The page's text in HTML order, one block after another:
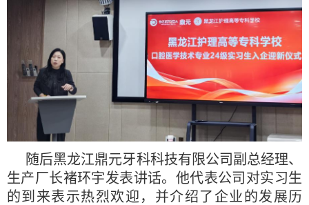
随后黑龙江鼎元牙科科技有限公司副总经理、
生产厂长褚环宇发表讲话。他代表公司对实习生
的到来表示热烈欢迎，并介绍了企业的发展历